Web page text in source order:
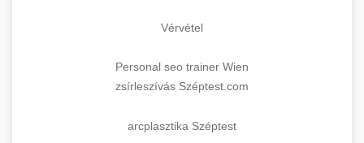
Vérvétel
Personal seo trainer Wien
zsírleszívás Széptest.com
arcplasztika Széptest